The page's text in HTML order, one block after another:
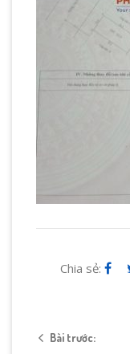
Chia sẻ:
Bài trước: